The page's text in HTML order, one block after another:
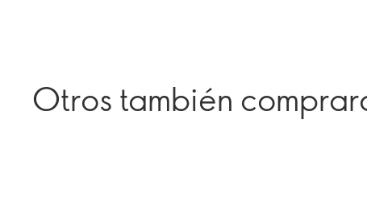
Otros también